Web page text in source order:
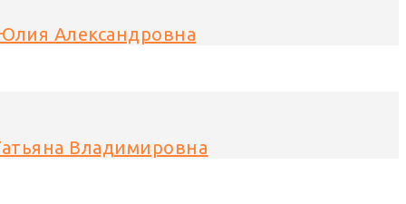
Александровна
Владимировна